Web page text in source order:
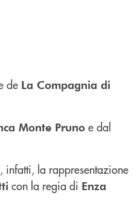
de La Compagnia di
Monte Pruno e dal
infatti, la rappresentazione
con la regia di Enza